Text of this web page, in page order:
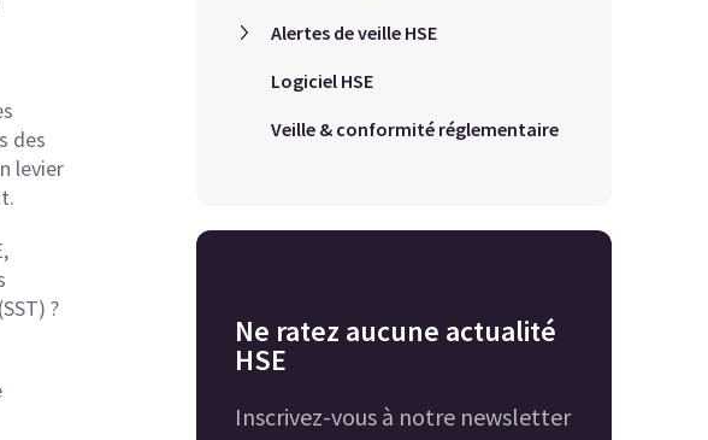
des
levier
?
Alertes de veille HSE
Logiciel HSE
Veille & conformité réglementaire
Ne ratez aucune actualité
HSE
Inscrivez-vous à notre newsletter